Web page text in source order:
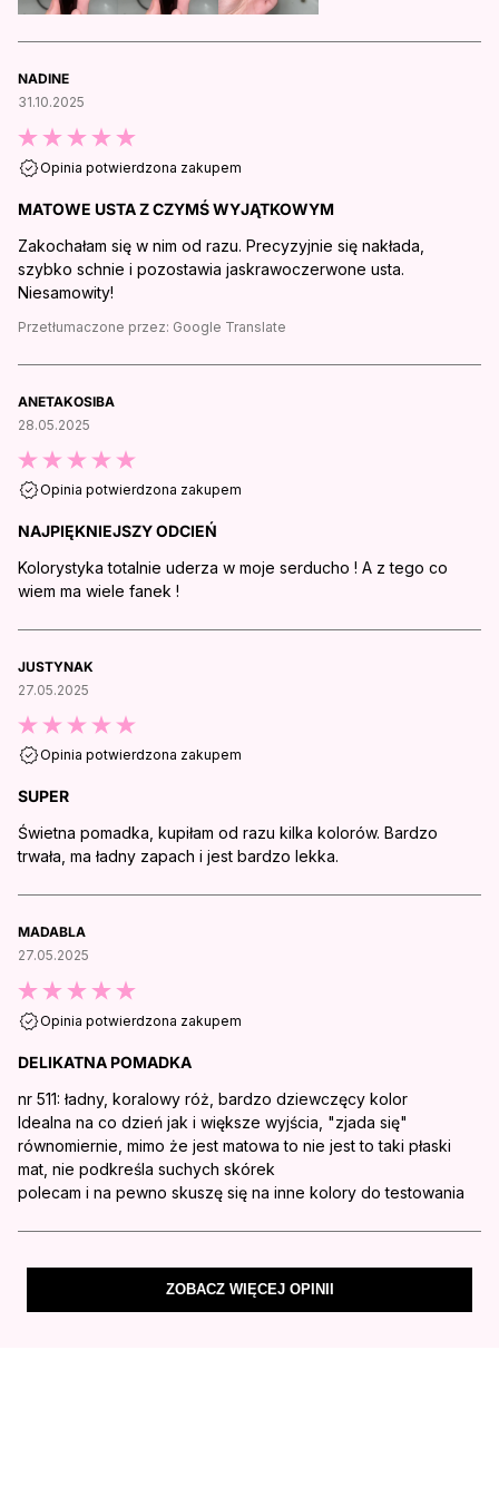
NADINE
31.10.2025
Opinia potwierdzona zakupem
MATOWE USTA Z CZYMŚ WYJĄTKOWYM
Zakochałam się w nim od razu. Precyzyjnie się nakłada,
szybko schnie i pozostawia jaskrawoczerwone usta.
Niesamowity!
Przetłumaczone przez: Google Translate
ANETAKOSIBA
28.05.2025
Opinia potwierdzona zakupem
NAJPIĘKNIEJSZY ODCIEŃ
Kolorystyka totalnie uderza w moje serducho ! A z tego co
wiem ma wiele fanek !
JUSTYNAK
27.05.2025
Opinia potwierdzona zakupem
SUPER
Świetna pomadka, kupiłam od razu kilka kolorów. Bardzo
trwała, ma ładny zapach i jest bardzo lekka.
MADABLA
27.05.2025
Opinia potwierdzona zakupem
DELIKATNA POMADKA
nr 511: ładny, koralowy róż, bardzo dziewczęcy kolor
Idealna na co dzień jak i większe wyjścia, "zjada się"
równomiernie, mimo że jest matowa to nie jest to taki płaski
mat, nie podkreśla suchych skórek
polecam i na pewno skuszę się na inne kolory do testowania
ZOBACZ WIĘCEJ OPINII